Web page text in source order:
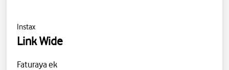
Instax
Link Wide
Faturaya ek